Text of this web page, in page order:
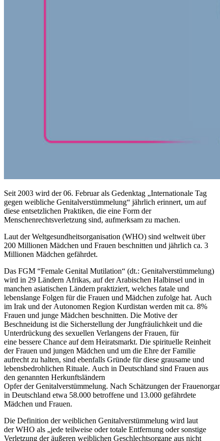
Seit 2003 wird der 06. Februar als Gedenktag „Internationale Tag
gegen weibliche Genitalverstümmelung“ jährlich erinnert, um auf
diese entsetzlichen Praktiken, die eine Form der
Menschenrechtsverletzung sind, aufmerksam zu machen.
Laut der Weltgesundheitsorganisation (WHO) sind weltweit über
200 Millionen Mädchen und Frauen beschnitten und jährlich ca. 3
Millionen Mädchen gefährdet.
Das FGM “Female Genital Mutilation“ (dt.: Genitalverstümmelung)
wird in 29 Ländern Afrikas, auf der Arabischen Halbinsel und in
manchen asiatischen Ländern praktiziert, welches fatale und
lebenslange Folgen für die Frauen und Mädchen zufolge hat. Auch
im Irak und der Autonomen Region Kurdistan werden mit ca. 8%
Frauen und junge Mädchen beschnitten. Die Motive der
Beschneidung ist die Sicherstellung der Jungfräulichkeit und die
Unterdrückung des sexuellen Verlangens der Frauen, für
eine bessere Chance auf dem Heiratsmarkt. Die spirituelle Reinheit
der Frauen und jungen Mädchen und um die Ehre der Familie
aufrecht zu halten, sind ebenfalls Gründe für diese grausame und
lebensbedrohlichen Rituale. Auch in Deutschland sind Frauen aus
den genannten Herkunftsländern
Opfer der Genitalverstümmelung. Nach Schätzungen der
in Deutschland etwa 58.000 betroffene und 13.000 gefährdete
Mädchen und Frauen.
Die Definition der weiblichen Genitalverstümmelung wird laut
der WHO als „jede teilweise oder totale Entfernung oder sonstige
Verletzung der äußeren weiblichen Geschlechtsorgane aus nicht